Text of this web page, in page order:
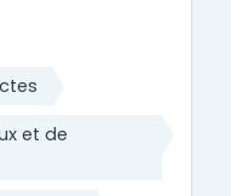
et de